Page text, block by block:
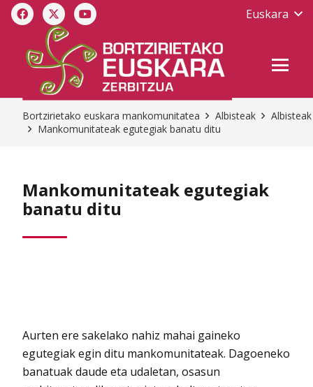
Euskara
Bortzirietako euskara mankomunitatea Albisteak
Albisteak
Mankomunitateak egutegiak banatu ditu
Mankomunitateak egutegiak
banatu ditu
Aurten ere sakelako nahiz mahai gaineko
egutegiak egin ditu mankomunitateak. Dagoeneko
banatuak daude eta udaletan, osasun